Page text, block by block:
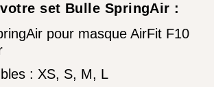
set Bulle SpringAir :
pour masque AirFit F10
: XS, S, M, L